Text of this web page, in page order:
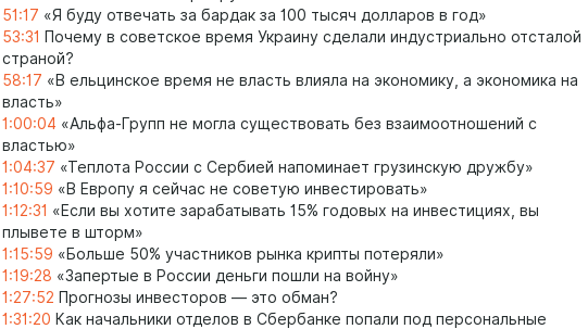
51:17 «Я буду отвечать за бардак за 100 тысяч долларов в год»
53:31 Почему в советское время Украину сделали индустриально отсталой
страной?
58:17 «В ельцинское время не власть влияла на экономику, а экономика на
власть»
1:00:04 «Альфа-Групп не могла существовать без взаимоотношений с
властью»
1:04:37 «Теплота России с Сербией напоминает грузинскую дружбу»
1:10:59 «В Европу я сейчас не советую инвестировать»
1:12:31 «Если вы хотите зарабатывать 15% годовых на инвестициях, вы
плывете в шторм»
1:15:59 «Больше 50% участников рынка крипты потеряли»
1:19:28 «Запертые в России деньги пошли на войну»
1:27:52 Прогнозы инвесторов — это обман?
1:31:20 Как начальники отделов в Сбербанке попали под персональные